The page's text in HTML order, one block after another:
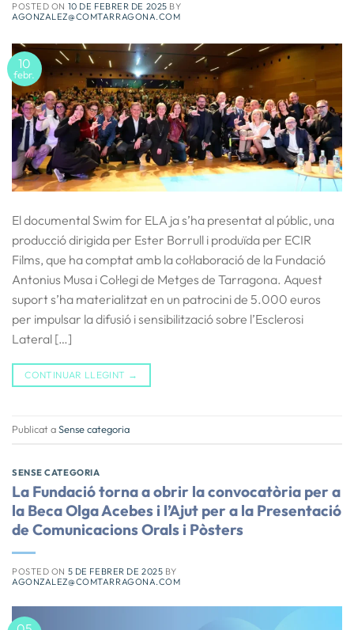
POSTED ON 10 DE FEBRER DE 2025 BY
AGONZALEZ@COMTARRAGONA.COM
10
febr.
El documental Swim for ELA ja s’ha presentat al públic, una
producció dirigida per Ester Borrull i produïda per ECIR
Films, que ha comptat amb la col·laboració de la Fundació
Antonius Musa i Col·legi de Metges de Tarragona. Aquest
suport s’ha materialitzat en un patrocini de 5.000 euros
per impulsar la difusió i sensibilització sobre l’Esclerosi
Lateral […]
CONTINUAR LLEGINT →
Publicat aSense categoria
SENSE CATEGORIA
La Fundació torna a obrir la convocatòria per a
la Beca Olga Acebes i l’Ajut per a la Presentació
de Comunicacions Orals i Pòsters
POSTED ON 5 DE FEBRER DE 2025 BY
AGONZALEZ@COMTARRAGONA.COM